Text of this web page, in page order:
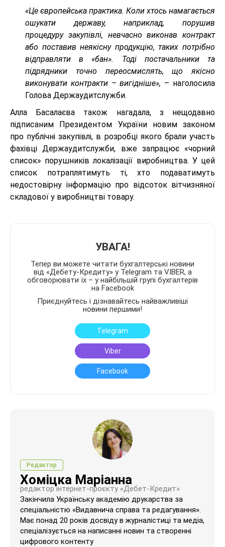
«Це європейська практика. Коли хтось намагається
ошукати державу, наприклад, порушив
процедуру закупівлі, невчасно виконав контракт
або поставив неякісну продукцію, таких потрібно
відправляти в «бан». Тоді постачальники та
підрядники точно переосмислять, що якісно
виконувати контракти – вигідніше», – наголосила
Голова Держаудитслужби.
Алла Басалаєва також нагадала, з нещодавно
підписаним Президентом України новим законом
про публічні закупівлі, в розробці якого брали участь
фахівці Держаудитслужби, вже запрацює «чорний
список» порушників локалізації виробництва. У цей
список потраплятимуть ті, хто подаватимуть
недостовірну інформацію про відсоток вітчизняної
складової у виробництві товару.
УВАГА!
Тепер ви можете читати бухгалтерські новини
від «Дебету-Кредиту» у Telegram та VIBER, а
обговорювати їх – у найбільшій групі бухгалтерів
на Facebook
Приєднуйтесь і дізнавайтесь найважливіші
новини першими!
Telegram
Viber
Facebook
Редактор
Хоміцка Маріанна
редактор інтернет-проєкту «Дебет-Кредит»
Закінчила Українську академію друкарства за
спеціальністю «Видавнича справа та редагування».
Має понад 20 років досвіду в журналістиці та медіа,
спеціалізується на написанні новин та створенні
цифрового контенту